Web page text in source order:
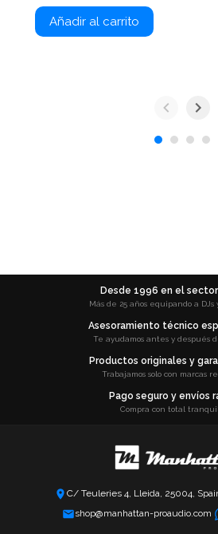
Añadir al carrito
Desde 1996 en el
Más de 25 años equipando a DJs
Asesoramiento técnico
Te ayudamos antes y después
Productos originales y
Trabajamos solo con marcas
Pago seguro y envíos
Compra con total
C/ Teuleries 4, Lleida, 25004,
shop@manhattan-proaudio.com